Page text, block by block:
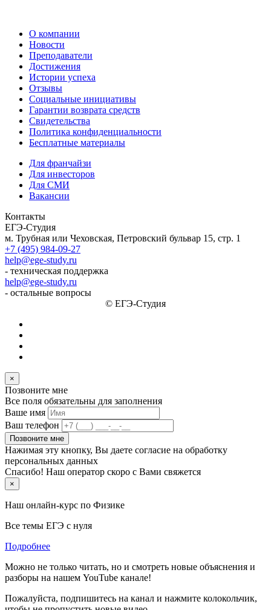
О компании
Новости
Преподаватели
Достижения
Истории успеха
Отзывы
Социальные инициативы
Гарантии возврата средств
Свидетельства
Политика конфиденциальности
Бесплатные материалы
Для франчайзи
Для инвесторов
Для СМИ
Вакансии
Контакты
ЕГЭ-Студия
м. Трубная или Чеховская, Петровский бульвар 15, стр. 1
+7 (495) 984-09-27
help@ege-study.ru
- техническая поддержка
help@ege-study.ru
- остальные вопросы
© ЕГЭ-Студия
×
Позвоните мне
Все поля обязательны для заполнения
Ваше имя
Ваш телефон
Позвоните мне
Нажимая эту кнопку, Вы даете согласие на обработку
персональных данных
Спасибо! Наш оператор скоро с Вами свяжется
×
Наш онлайн-курс по Физике
Все темы ЕГЭ с нуля
Подробнее
Можно не только читать, но и смотреть новые объяснения и
разборы на нашем YouTube канале!
Пожалуйста, подпишитесь на канал и нажмите колокольчик,